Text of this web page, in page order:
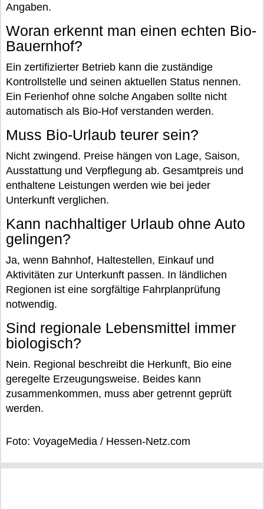
Angaben.
Woran erkennt man einen echten Bio-
Bauernhof?
Ein zertifizierter Betrieb kann die zuständige
Kontrollstelle und seinen aktuellen Status nennen.
Ein Ferienhof ohne solche Angaben sollte nicht
automatisch als Bio-Hof verstanden werden.
Muss Bio-Urlaub teurer sein?
Nicht zwingend. Preise hängen von Lage, Saison,
Ausstattung und Verpflegung ab. Gesamtpreis und
enthaltene Leistungen werden wie bei jeder
Unterkunft verglichen.
Kann nachhaltiger Urlaub ohne Auto
gelingen?
Ja, wenn Bahnhof, Haltestellen, Einkauf und
Aktivitäten zur Unterkunft passen. In ländlichen
Regionen ist eine sorgfältige Fahrplanprüfung
notwendig.
Sind regionale Lebensmittel immer
biologisch?
Nein. Regional beschreibt die Herkunft, Bio eine
geregelte Erzeugungsweise. Beides kann
zusammenkommen, muss aber getrennt geprüft
werden.
Foto: VoyageMedia / Hessen-Netz.com